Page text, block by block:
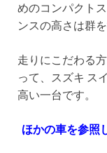
めのコンパクト
ンスの高さは群
走りにこだわる
って、スズキ ス
高い一台です。
ほかの車を参照